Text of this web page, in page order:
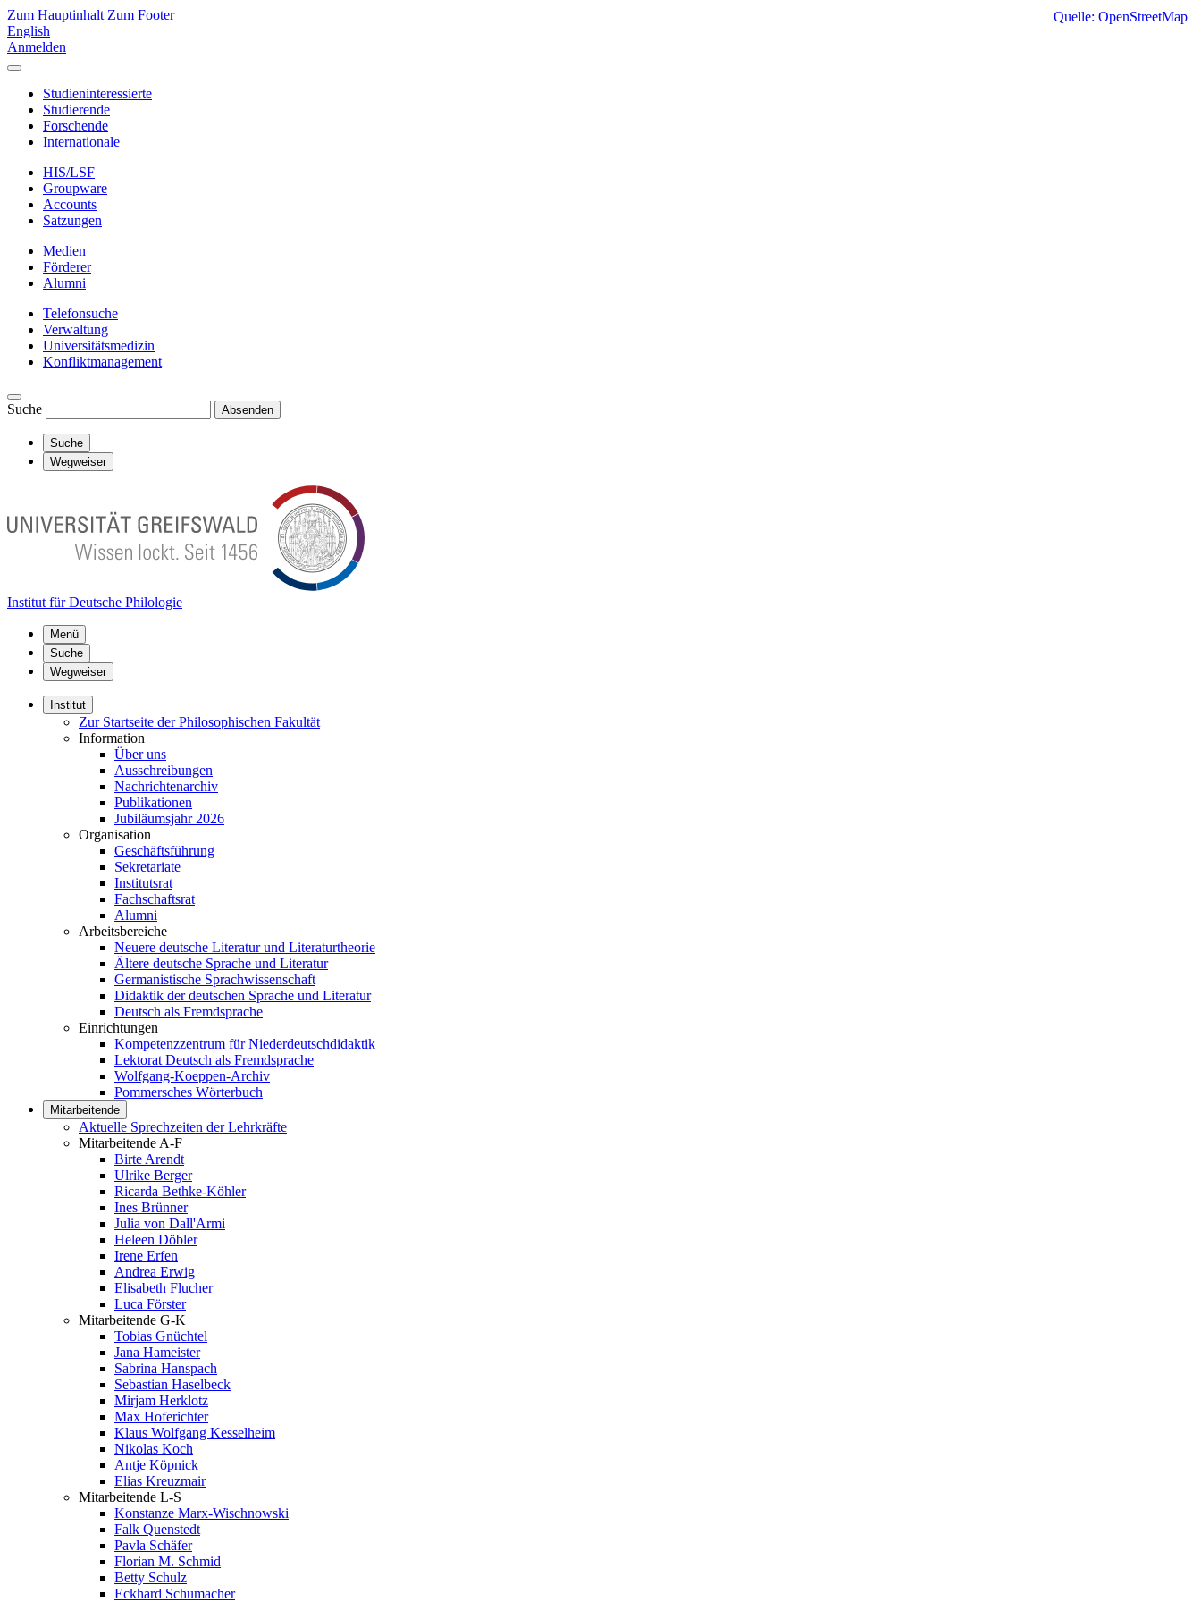
Zum Hauptinhalt Zum Footer
English
Anmelden
Studieninteressierte
Studierende
Forschende
Internationale
HIS/LSF
Groupware
Accounts
Satzungen
Medien
Förderer
Alumni
Telefonsuche
Verwaltung
Universitätsmedizin
Konfliktmanagement
Suche Absenden
Suche
Wegweiser
Institut für Deutsche Philologie
Menü
Suche
Wegweiser
Institut
Zur Startseite der Philosophischen Fakultät
Information
Über uns
Ausschreibungen
Nachrichtenarchiv
Publikationen
Jubiläumsjahr 2026
Organisation
Geschäftsführung
Sekretariate
Institutsrat
Fachschaftsrat
Alumni
Arbeitsbereiche
Neuere deutsche Literatur und Literaturtheorie
Ältere deutsche Sprache und Literatur
Germanistische Sprachwissenschaft
Didaktik der deutschen Sprache und Literatur
Deutsch als Fremdsprache
Einrichtungen
Kompetenzzentrum für Niederdeutschdidaktik
Lektorat Deutsch als Fremdsprache
Wolfgang-Koeppen-Archiv
Pommersches Wörterbuch
Mitarbeitende
Aktuelle Sprechzeiten der Lehrkräfte
Mitarbeitende A-F
Birte Arendt
Ulrike Berger
Ricarda Bethke-Köhler
Ines Brünner
Julia von Dall'Armi
Heleen Döbler
Irene Erfen
Andrea Erwig
Elisabeth Flucher
Luca Förster
Mitarbeitende G-K
Tobias Gnüchtel
Jana Hameister
Sabrina Hanspach
Sebastian Haselbeck
Mirjam Herklotz
Max Hoferichter
Klaus Wolfgang Kesselheim
Nikolas Koch
Antje Köpnick
Elias Kreuzmair
Mitarbeitende L-S
Konstanze Marx-Wischnowski
Falk Quenstedt
Pavla Schäfer
Florian M. Schmid
Betty Schulz
Eckhard Schumacher
Quelle: OpenStreetMap